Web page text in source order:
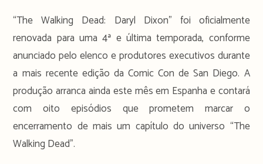
“The Walking Dead: Daryl Dixon” foi oficialmente
renovada para uma 4ª e última temporada, conforme
anunciado pelo elenco e produtores executivos durante
a mais recente edição da Comic Con de San Diego. A
produção arranca ainda este mês em Espanha e contará
com oito episódios que prometem marcar o
encerramento de mais um capítulo do universo “The
Walking Dead”.